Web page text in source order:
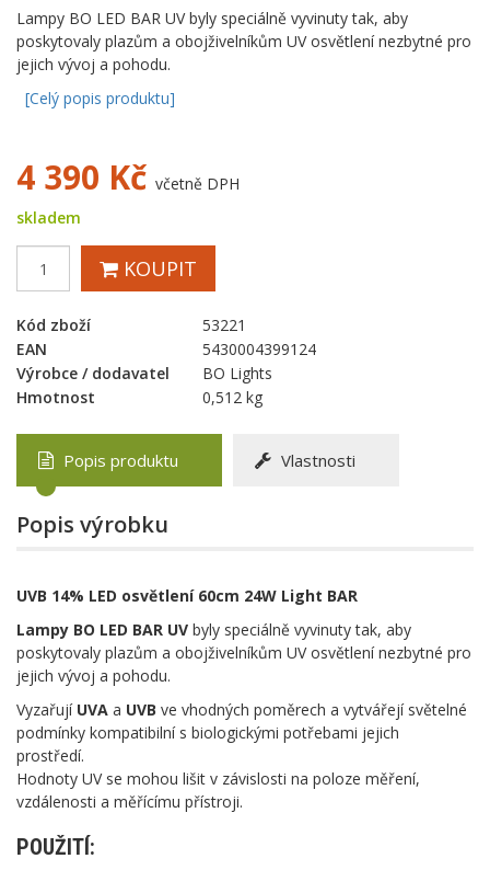
Lampy BO LED BAR UV byly speciálně vyvinuty tak, aby
poskytovaly plazům a obojživelníkům UV osvětlení nezbytné pro
jejich vývoj a pohodu.
[Celý popis produktu]
4 390 Kč včetně DPH
skladem
KOUPIT
Kód zboží
53221
EAN
5430004399124
Výrobce / dodavatel
BO Lights
Hmotnost
0,512 kg
Popis produktu Vlastnosti
Popis výrobku
UVB 14% LED osvětlení 60cm 24W Light BAR
Lampy BO LED BAR UV byly speciálně vyvinuty tak, aby
poskytovaly plazům a obojživelníkům UV osvětlení nezbytné pro
jejich vývoj a pohodu.
Vyzařují UVA a UVB ve vhodných poměrech a vytvářejí světelné
podmínky kompatibilní s biologickými potřebami jejich
prostředí.
Hodnoty UV se mohou lišit v závislosti na poloze měření,
vzdálenosti a měřícímu přístroji.
POUŽITÍ: